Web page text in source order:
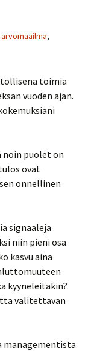
arvomaailma,
toimia
vuoden ajan.
noin puolet on
ovat
onnellinen
signaaleja
niin pieni osa
kasvu aina
kyyneleitäkin?
valitettavan
managementista